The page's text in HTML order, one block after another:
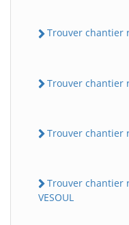
Trouver chantier
Trouver chantier
Trouver chantier
Trouver chantier
VESOUL